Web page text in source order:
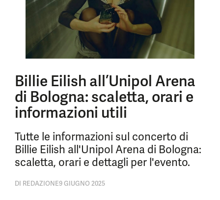
Billie Eilish all’Unipol Arena
di Bologna: scaletta, orari e
informazioni utili
Tutte le informazioni sul concerto di
Billie Eilish all'Unipol Arena di Bologna:
scaletta, orari e dettagli per l'evento.
DI REDAZIONE9 GIUGNO 2025